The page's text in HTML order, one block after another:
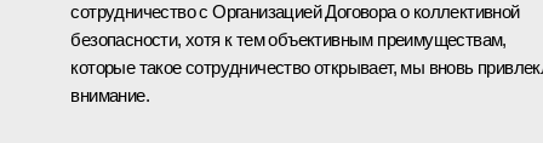
сотрудничество с Организацией Договора о коллективной
безопасности, хотя к тем объективным преимуществам,
которые такое сотрудничество открывает, мы вновь
внимание.